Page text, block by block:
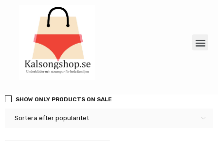
Sortera efter popularitet
SHOW ONLY PRODUCTS ON SALE